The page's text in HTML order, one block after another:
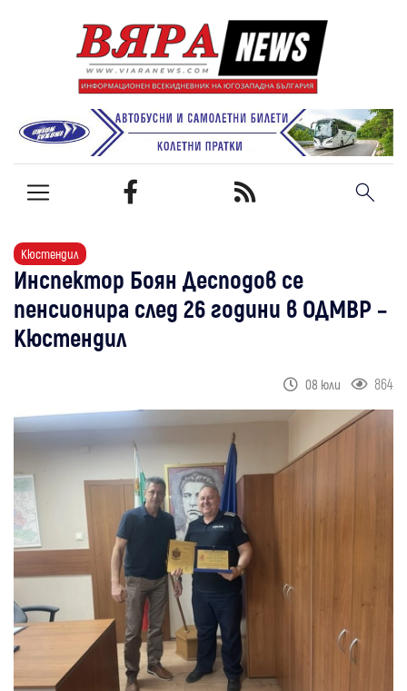
Кюстендил
Инспектор Боян Десподов се
пенсионира след 26 години в ОДМВР –
Кюстендил
08 юли 864